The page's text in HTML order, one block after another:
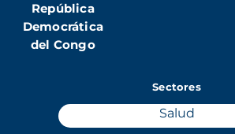
República
Democrática
del Congo
Sectores
Salud